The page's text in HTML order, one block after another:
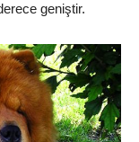
geniştir.